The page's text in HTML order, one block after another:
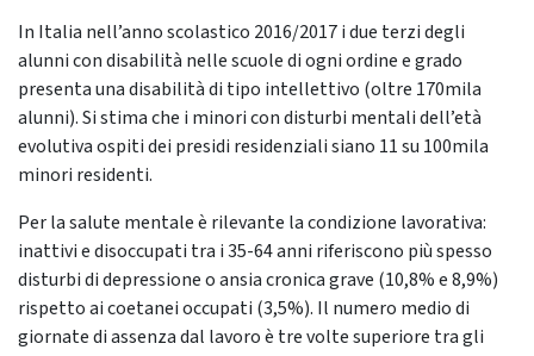
In Italia nell’anno scolastico 2016/2017 i due terzi degli
alunni con disabilità nelle scuole di ogni ordine e grado
presenta una disabilità di tipo intellettivo (oltre 170mila
alunni). Si stima che i minori con disturbi mentali dell’età
evolutiva ospiti dei presidi residenziali siano 11 su 100mila
minori residenti.
Per la salute mentale è rilevante la condizione lavorativa:
inattivi e disoccupati tra i 35-64 anni riferiscono più spesso
disturbi di depressione o ansia cronica grave (10,8% e 8,9%)
rispetto ai coetanei occupati (3,5%). Il numero medio di
giornate di assenza dal lavoro è tre volte superiore tra gli